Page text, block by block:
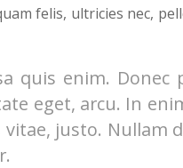
felis, ultricies nec,
quis enim. Donec
eget, arcu. In
justo. Nullam